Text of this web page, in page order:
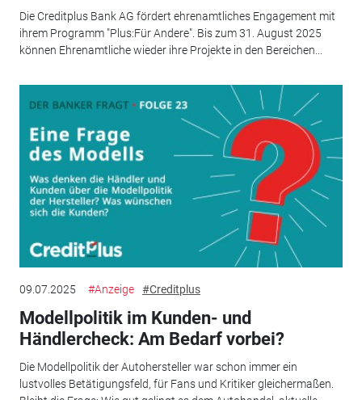
Die Creditplus Bank AG fördert ehrenamtliches Engagement mit
ihrem Programm "Plus:Für Andere". Bis zum 31. August 2025
können Ehrenamtliche wieder ihre Projekte in den Bereichen...
09.07.2025 #Anzeige #Creditplus
Modellpolitik im Kunden- und
Händlercheck: Am Bedarf vorbei?
Die Modellpolitik der Autohersteller war schon immer ein
lustvolles Betätigungsfeld, für Fans und Kritiker gleichermaßen.